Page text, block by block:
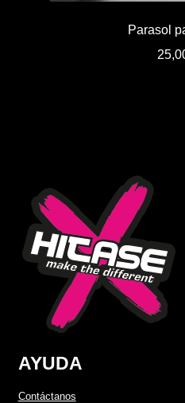
Parasol
AYUDA
Contáctanos